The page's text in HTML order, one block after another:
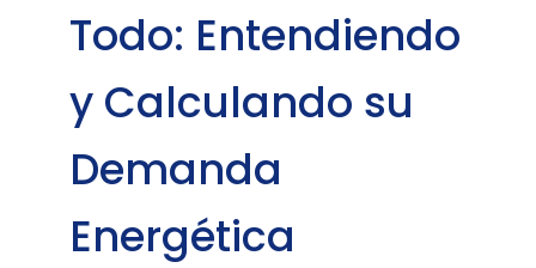
Todo: Entendiendo
y Calculando su
Demanda
Energética